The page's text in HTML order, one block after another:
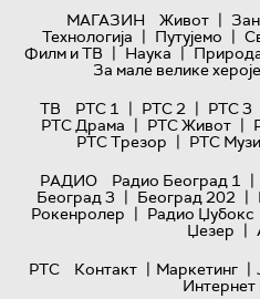
МАГАЗИН
Живот |
Технологијa | Путујемо |
Филм и ТВ | Наука |
За мале велике хероје
ТВ
РТС 1 | РТС 2 | РТС 3
РТС Драма | РТС Живот |
РТС Трезор | РТС
РАДИО
Радио Београд 1 |
Београд 3 | Београд 202 |
Рокенролер | Радио Џубокс
Џезер |
РТС
Контакт | Маркетинг |
Интернет